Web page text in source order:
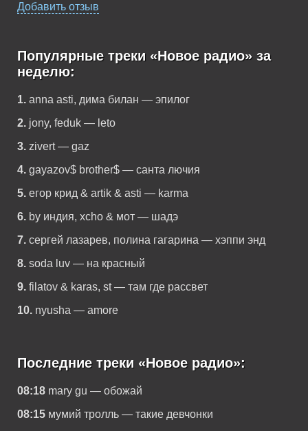
Добавить отзыв
Популярные треки «Новое радио» за
неделю:
1. anna asti, дима билан — эпилог
2. jony, feduk — leto
3. zivert — gaz
4. gayazov$ brother$ — санта лючия
5. егор крид & artik & asti — karma
6. by индия, xcho & мот — шадэ
7. сергей лазарев, полина гагарина — хэппи энд
8. soda luv — на красный
9. filatov & karas, st — там где рассвет
10. nyusha — amore
Последние треки «Новое радио»:
08:18 mary gu — обожай
08:15 мумий тролль — такие девчонки